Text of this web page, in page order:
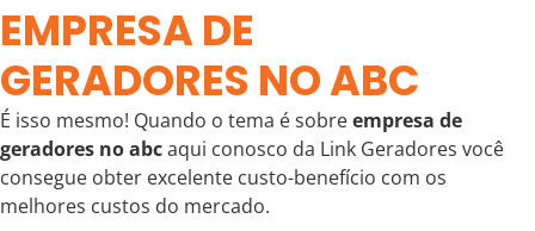
EMPRESA DE
GERADORES NO ABC
É isso mesmo! Quando o tema é sobreempresa de
geradores no abcaqui conosco da Link Geradores você
consegue obter excelente custo-benefício com os
melhores custos do mercado.